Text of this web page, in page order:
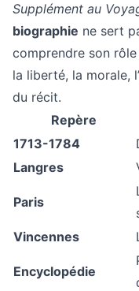
Supplément au
biographie ne sert
comprendre son
la liberté, la morale,
du récit.
Repère
1713-1784
Langres
Paris
Vincennes
Encyclopédie